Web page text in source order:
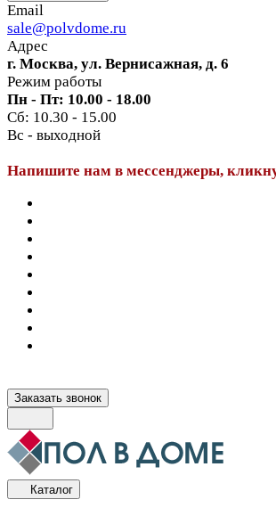
Email
sale@polvdome.ru
Адрес
г. Москва, ул. Вернисажная, д. 6
Режим работы
Пн - Пт: 10.00 - 18.00
Сб: 10.30 - 15.00
Вс - выходной
Напишите нам в мессенджеры,
Заказать звонок
Каталог